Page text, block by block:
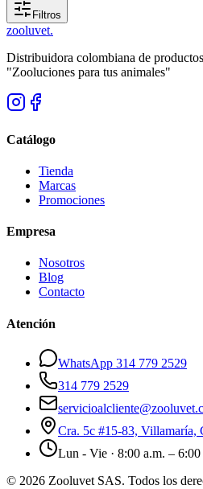
Filtros
zooluvet.
Distribuidora colombiana de
"Zooluciones para tus animales"
Catálogo
Tienda
Marcas
Promociones
Empresa
Nosotros
Blog
Contacto
Atención
WhatsApp 314 779 2529
314 779 2529
Cra. 5c #15-83, Villamaría,
Lun - Vie · 8:00 a.m. – 6:00
© 2026 Zooluvet SAS. Todos los